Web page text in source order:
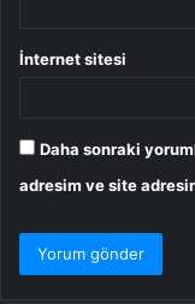
İnternet sitesi
Daha sonraki
adresim ve site